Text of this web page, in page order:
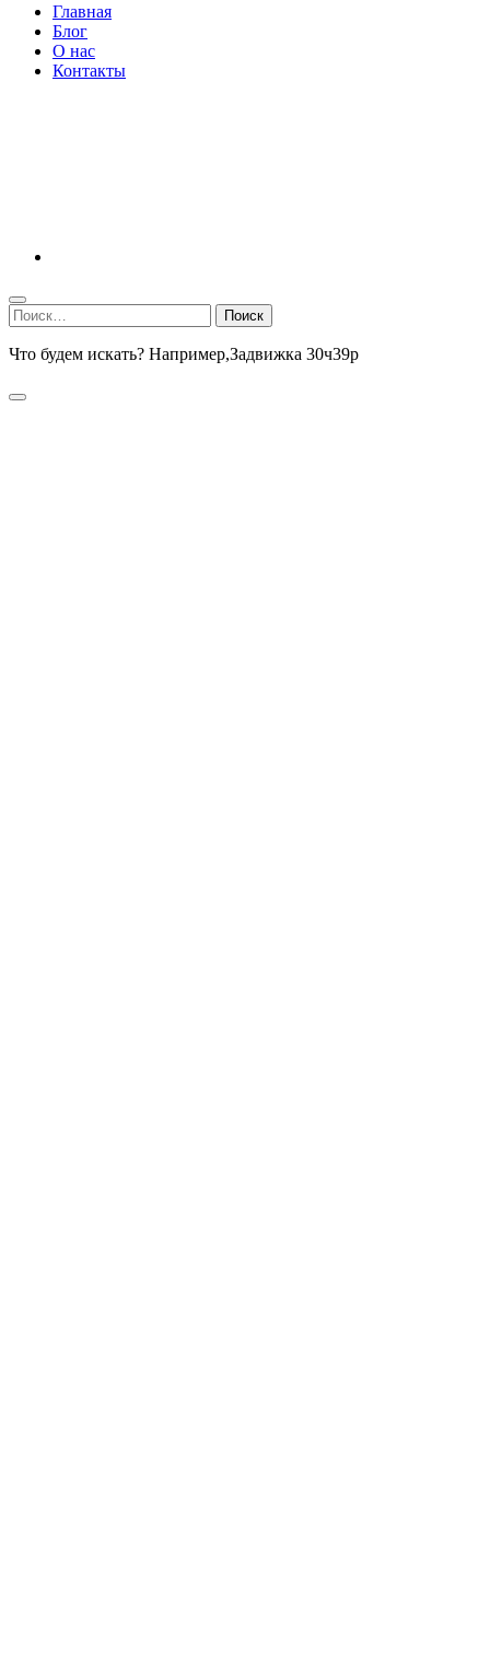
Главная
Блог
О нас
Контакты
Найти:
Что будем искать? Например,Задвижка 30ч39р